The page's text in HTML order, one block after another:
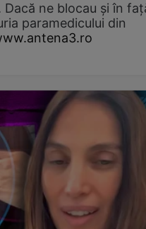
ne blocau şi în
paramedicului din